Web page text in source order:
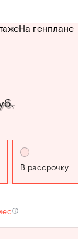
На генплане
В рассрочку